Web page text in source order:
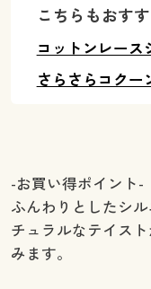
こちらもおす
コットンレース
さらさらコクー
-お買い得ポイント-
ふんわりとしたシ
チュラルなテイス
みます。